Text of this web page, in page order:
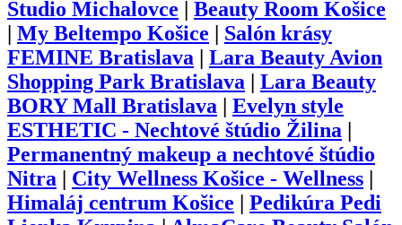
Studio Michalovce
Beauty Room Košice
My Beltempo Košice
Salón krásy
FEMINE Bratislava
Lara Beauty Avion
Shopping Park Bratislava
Lara Beauty
BORY Mall Bratislava
Evelyn style
ESTHETIC - Nechtové štúdio Žilina
Permanentný makeup a nechtové štúdio
Nitra
City Wellness Košice - Wellness
Himaláj centrum Košice
Pedikúra Pedi